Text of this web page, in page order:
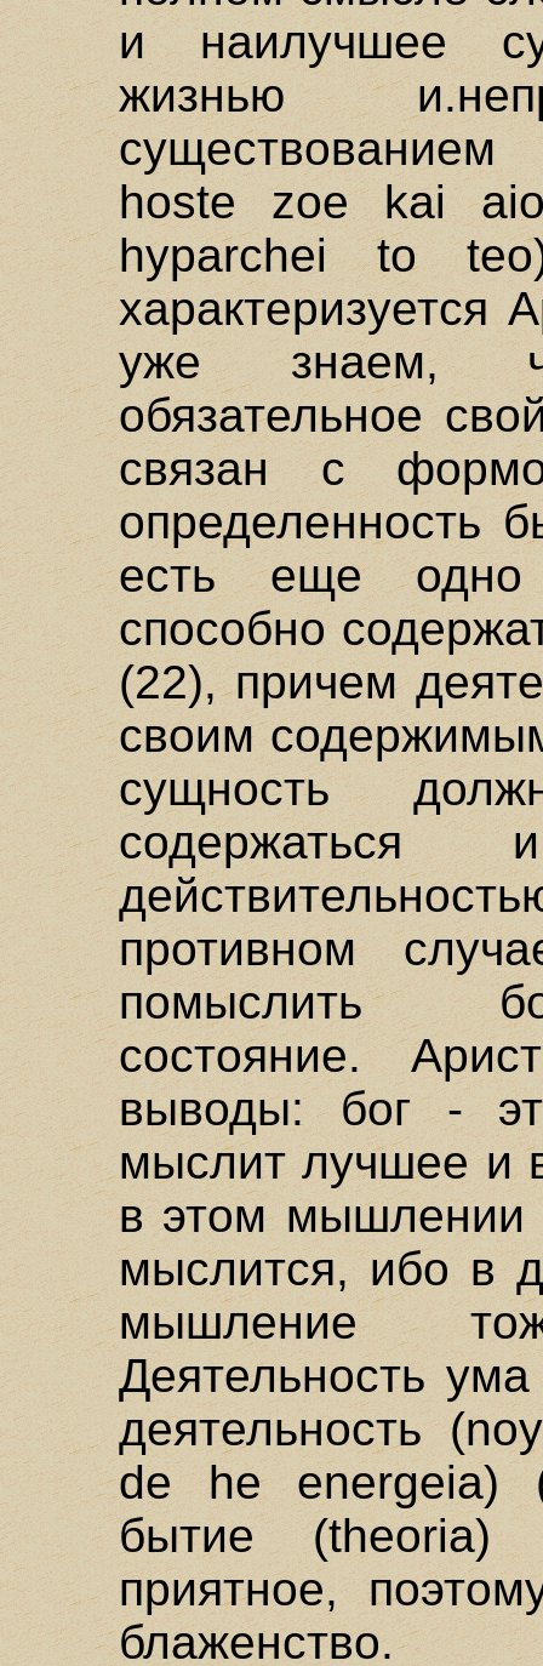
и наилучшее
жизнью
hoste zoe kai
hyparchei to
характеризуется
уже знаем,
обязательное
связан с
определенность
есть еще одно
способно
(22), причем
своим
сущность
противном
помыслить
состояние.
выводы: бог -
мыслит лучшее и
в этом мышлении
мыслится, ибо в
мышление
Деятельность
деятельность
de he energeia)
бытие
приятное,
блаженство.